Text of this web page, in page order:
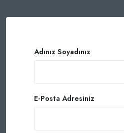
Adınız Soyadınız
E-Posta Adresiniz